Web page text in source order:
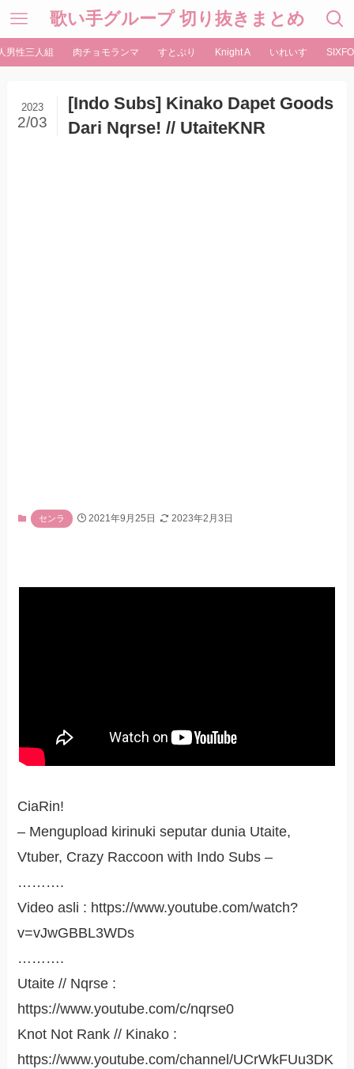
歌い手グループ 切り抜きまとめ
男性三人組 肉チョモランマ すとぷり Knight A いれいす
[Indo Subs] Kinako Dapet Goods
Dari Nqrse! // UtaiteKNR
2023
2/03
センラ 2021年9月25日 2023年2月3日
CiaRin!
– Mengupload kirinuki seputar dunia Utaite,
Vtuber, Crazy Raccoon with Indo Subs –
……….
Video asli : https://www.youtube.com/watch?
v=vJwGBBL3WDs
……….
Utaite // Nqrse :
https://www.youtube.com/c/nqrse0
Knot Not Rank // Kinako :
https://www.youtube.com/channel/UCrWkFUu3DK